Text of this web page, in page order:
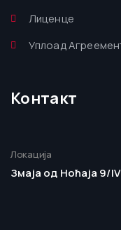
Лиценце
Уплоад
Контакт
Локација
Змаја од Ноћаја 9/